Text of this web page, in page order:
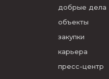
добрые дела
объекты
закупки
карьера
пресс-центр